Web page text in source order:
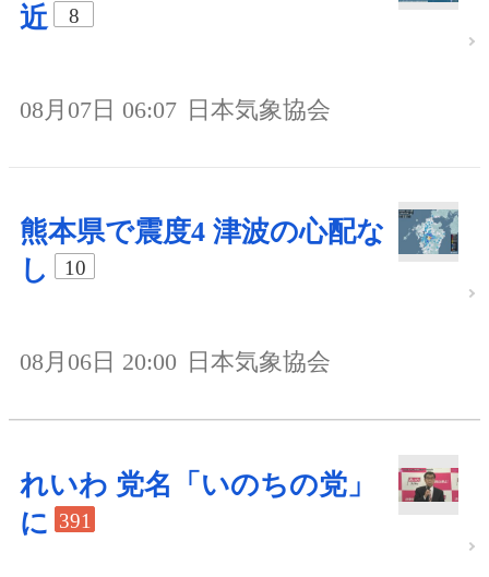
近
8
08月07日 06:07 日本気象協会
熊本県で震度4 津波の心配な
し
10
08月06日 20:00 日本気象協会
れいわ 党名「いのちの党」
に 391